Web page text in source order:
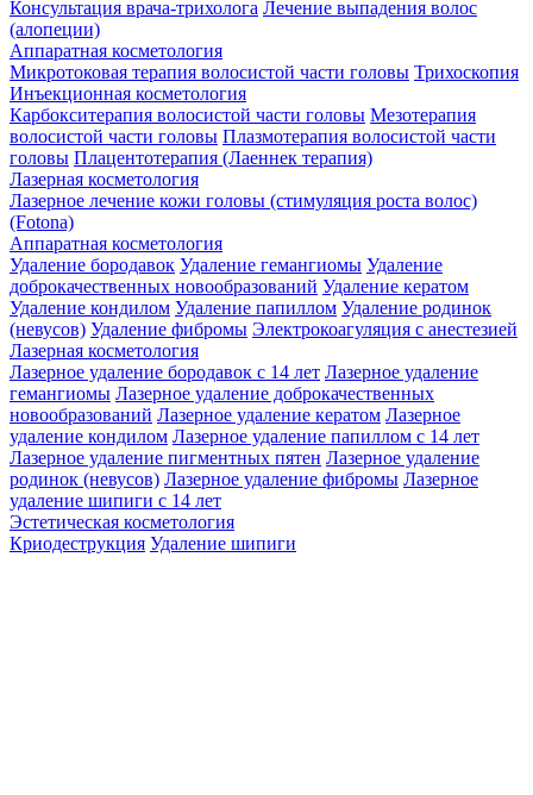
Консультация врача-трихолога Лечение выпадения волос
(алопеции)
Аппаратная косметология
Микротоковая терапия волосистой части головы Трихоскопия
Инъекционная косметология
Карбокситерапия волосистой части головы Мезотерапия
волосистой части головы Плазмотерапия волосистой части
головы Плацентотерапия (Лаеннек терапия)
Лазерная косметология
Лазерное лечение кожи головы (стимуляция роста волос)
(Fotona)
Аппаратная косметология
Удаление бородавок Удаление гемангиомы Удаление
доброкачественных новообразований Удаление кератом
Удаление кондилом Удаление папиллом Удаление родинок
(невусов) Удаление фибромы Электрокоагуляция с анестезией
Лазерная косметология
Лазерное удаление бородавок с 14 лет Лазерное удаление
гемангиомы Лазерное удаление доброкачественных
новообразований Лазерное удаление кератом Лазерное
удаление кондилом Лазерное удаление папиллом с 14 лет
Лазерное удаление пигментных пятен Лазерное удаление
родинок (невусов) Лазерное удаление фибромы Лазерное
удаление шипиги с 14 лет
Эстетическая косметология
Криодеструкция Удаление шипиги